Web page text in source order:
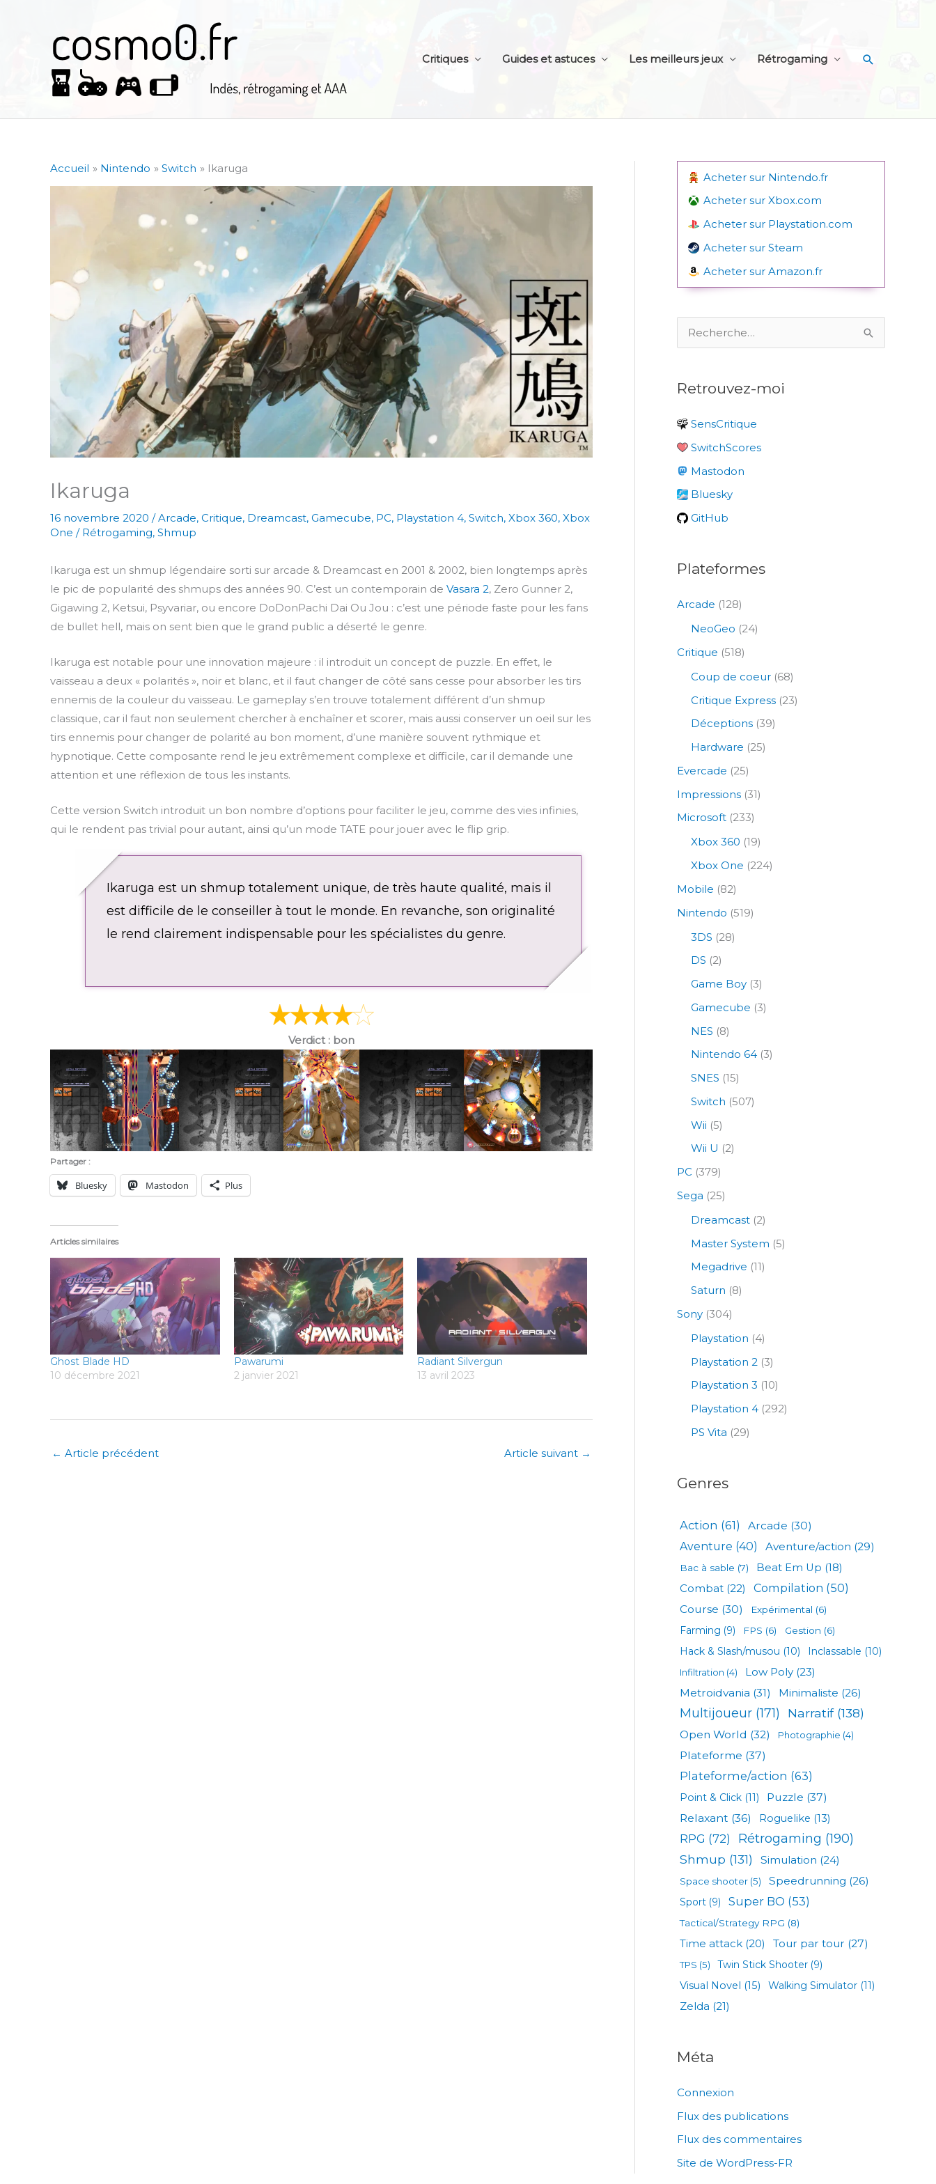
Critiques
Guides et astuces Les meilleurs jeux Rétrogaming
Accueil Nintendo Switch Ikaruga
Ikaruga
16 novembre 2020 /Arcade, Critique, Dreamcast, Gamecube, PC, Playstation 4, Switch, Xbox 360, Xbox
One / Rétrogaming, Shmup
Ikaruga est un shmup légendaire sorti sur arcade & Dreamcast en 2001 & 2002, bien longtemps après
le pic de popularité des shmups des années 90. C’est un contemporain de Vasara 2, Zero Gunner 2,
Gigawing 2, Ketsui, Psyvariar, ou encore DoDonPachi Dai Ou Jou : c’est une période faste pour les fans
de bullet hell, mais on sent bien que le grand public a déserté le genre.
Ikaruga est notable pour une innovation majeure : il introduit un concept de puzzle. En effet, le
vaisseau a deux « polarités », noir et blanc, et il faut changer de côté sans cesse pour absorber les tirs
ennemis de la couleur du vaisseau. Le gameplay s’en trouve totalement différent d’un shmup
classique, car il faut non seulement chercher à enchaîner et scorer, mais aussi conserver un oeil sur les
tirs ennemis pour changer de polarité au bon moment, d’une manière souvent rythmique et
hypnotique. Cette composante rend le jeu extrêmement complexe et difficile, car il demande une
attention et une réflexion de tous les instants.
Cette version Switch introduit un bon nombre d’options pour faciliter le jeu, comme des vies infinies,
qui le rendent pas trivial pour autant, ainsi qu’un mode TATE pour jouer avec le flip grip.
Ikaruga est un shmup totalement unique, de très haute qualité, mais il
est difficile de le conseiller à tout le monde. En revanche, son originalité
le rend clairement indispensable pour les spécialistes du genre.
Verdict : bon
Partager :
Bluesky Mastodon Plus
Articles similaires
Ghost Blade HD
10 décembre 2021
Pawarumi
2 janvier 2021
Radiant Silvergun
13 avril 2023
← Article précédent Article suivant →
Acheter sur Nintendo.fr
Acheter sur Xbox.com
Acheter sur Playstation.com
Acheter sur Steam
Acheter sur Amazon.fr
e
h
r
c
h
e
r
Retrouvez-moi
SensCritique
SwitchScores
Mastodon
Bluesky
GitHub
Plateformes
Arcade (128)
NeoGeo (24)
Critique (518)
Coup de coeur (68)
Critique Express (23)
Déceptions (39)
Hardware (25)
Evercade (25)
Impressions (31)
Microsoft (233)
Xbox 360 (19)
Xbox One (224)
Mobile (82)
Nintendo (519)
3DS (28)
DS (2)
Game Boy (3)
Gamecube (3)
NES (8)
Nintendo 64 (3)
SNES (15)
Switch (507)
Wii (5)
Wii U (2)
PC (379)
Sega (25)
Dreamcast (2)
Master System (5)
Megadrive (11)
Saturn (8)
Sony (304)
Playstation (4)
Playstation 2 (3)
Playstation 3 (10)
Playstation 4 (292)
PS Vita (29)
Genres
Action (61) Arcade (30)
Aventure (40) Aventure/action (29)
Bac à sable (7) Beat Em Up (18)
Combat(22) Compilation (50)
Course (30) Expérimental (6)
Farming (9) FPS (6) Gestion (6)
Hack & Slash/musou (10) Inclassable (10)
Infiltration (4) Low Poly (23)
Metroidvania (31) Minimaliste (26)
Multijoueur(171) Narratif(138)
Open World (32) Photographie (4)
Plateforme (37)
Plateforme/action (63)
Point & Click(11) Puzzle (37)
Relaxant (36) Roguelike (13)
RPG (72) Rétrogaming (190)
Shmup (131) Simulation (24)
Space shooter(5) Speedrunning (26)
Sport(9) Super BO (53)
Tactical/Strategy RPG (8)
Time attack(20) Tour par tour (27)
TPS (5) Twin Stick Shooter (9)
Visual Novel (15) Walking Simulator (11)
Zelda (21)
Méta
Connexion
Flux des publications
Flux des commentaires
Site de WordPress-FR